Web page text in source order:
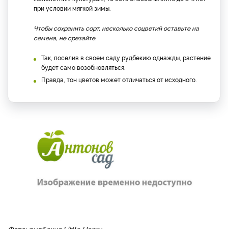
при условии мягкой зимы.
Чтобы сохранить сорт, несколько соцветий оставьте на
семена, не срезайте.
Так, поселив в своем саду рудбекию однажды, растение
будет само возобновляться.
Правда, тон цветов может отличаться от исходного.